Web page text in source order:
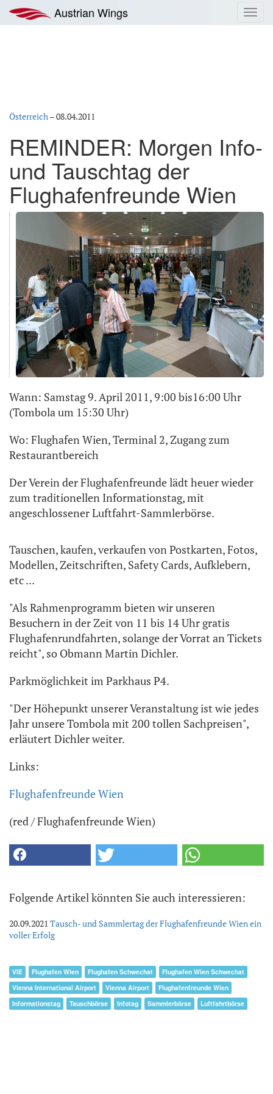
Inhalt
springen
Austrian Wings
Österreich–08.04.2011
REMINDER: Morgen Info-
und Tauschtag der
Flughafenfreunde Wien
Wann: Samstag 9. April 2011, 9:00 bis16:00 Uhr
(Tombola um 15:30 Uhr)
Wo: Flughafen Wien, Terminal 2, Zugang zum
Restaurantbereich
Der Verein der Flughafenfreunde lädt heuer wieder
zum traditionellen Informationstag, mit
angeschlossener Luftfahrt-Sammlerbörse.
Tauschen, kaufen, verkaufen von Postkarten, Fotos,
Modellen, Zeitschriften, Safety Cards, Aufklebern,
etc ...
"Als Rahmenprogramm bieten wir unseren
Besuchern in der Zeit von 11 bis 14 Uhr gratis
Flughafenrundfahrten, solange der Vorrat an Tickets
reicht", so Obmann Martin Dichler.
Parkmöglichkeit im Parkhaus P4.
"Der Höhepunkt unserer Veranstaltung ist wie jedes
Jahr unsere Tombola mit 200 tollen Sachpreisen",
erläutert Dichler weiter.
Links:
Flughafenfreunde Wien
(red / Flughafenfreunde Wien)
Folgende Artikel könnten Sie auch interessieren:
20.09.2021 Tausch- und Sammlertag der Flughafenfreunde Wien ein
voller Erfolg
VIE Flughafen Wien Flughafen Schwechat
Flughafen Wien Schwechat
Vienna International Airport
Vienna Airport
Flughafenfreunde Wien
Informationstag
Tauschbörse Infotag Sammlerbörse Luftfahrtbörse